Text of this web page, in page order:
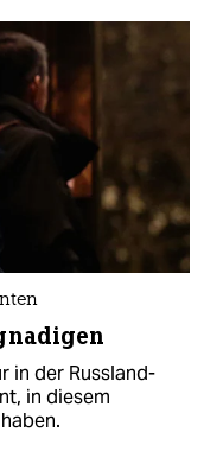
in der Russland-
in diesem